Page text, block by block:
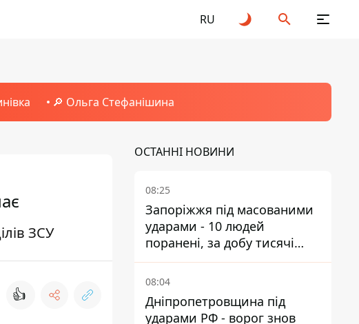
RU
🔎 Ольга Стефанішина
ЗСУ
👍
ОСТАННІ НОВИНИ
08:25
Запоріжжя під масованими
ударами - 10 людей
поранені, за добу тисячі
атак
08:04
Дніпропетровщина під
ударами РФ - ворог знов